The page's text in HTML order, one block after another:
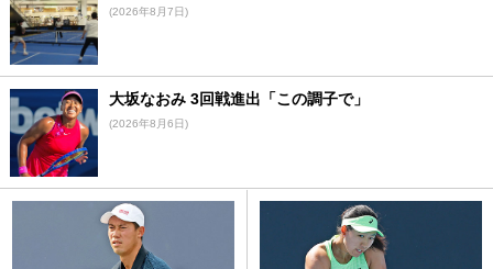
(2026年8月7日)
大坂なおみ 3回戦進出「この調子で」
(2026年8月6日)